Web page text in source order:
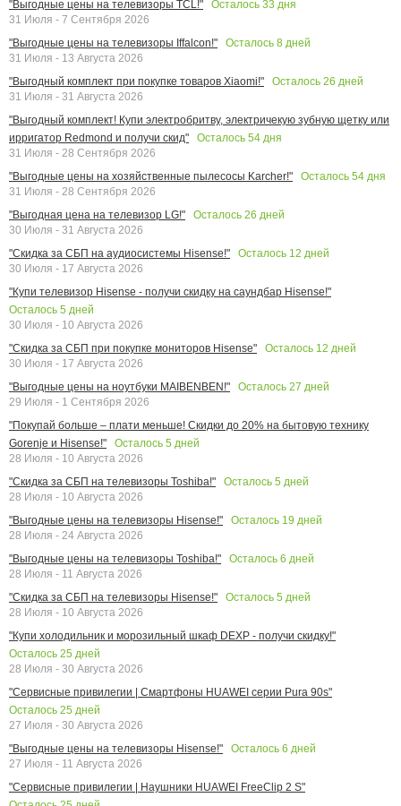
"Выгодные цены на телевизоры TCL!"
Осталось 33 дня
31 Июля - 7 Сентября 2026
"Выгодные цены на телевизоры Iffalcon!"
Осталось 8 дней
31 Июля - 13 Августа 2026
"Выгодный комплект при покупке товаров Xiaomi!"
Осталось 26 дней
31 Июля - 31 Августа 2026
"Выгодный комплект! Купи электробритву, электричекую зубную щетку или
ирригатор Redmond и получи скид"
Осталось 54 дня
31 Июля - 28 Сентября 2026
"Выгодные цены на хозяйственные пылесосы Karcher!"
Осталось 54 дня
31 Июля - 28 Сентября 2026
"Выгодная цена на телевизор LG!"
Осталось 26 дней
30 Июля - 31 Августа 2026
"Скидка за СБП на аудиосистемы Hisense!"
Осталось 12 дней
30 Июля - 17 Августа 2026
"Купи телевизор Hisense - получи скидку на саундбар Hisense!"
Осталось 5 дней
30 Июля - 10 Августа 2026
"Скидка за СБП при покупке мониторов Hisense"
Осталось 12 дней
30 Июля - 17 Августа 2026
"Выгодные цены на ноутбуки MAIBENBEN!"
Осталось 27 дней
29 Июля - 1 Сентября 2026
"Покупай больше – плати меньше! Скидки до 20% на бытовую технику
Gorenje и Hisense!"
Осталось 5 дней
28 Июля - 10 Августа 2026
"Скидка за СБП на телевизоры Toshiba!"
Осталось 5 дней
28 Июля - 10 Августа 2026
"Выгодные цены на телевизоры Hisense!"
Осталось 19 дней
28 Июля - 24 Августа 2026
"Выгодные цены на телевизоры Toshiba!"
Осталось 6 дней
28 Июля - 11 Августа 2026
"Скидка за СБП на телевизоры Hisense!"
Осталось 5 дней
28 Июля - 10 Августа 2026
"Купи холодильник и морозильный шкаф DEXP - получи скидку!"
Осталось 25 дней
28 Июля - 30 Августа 2026
"Сервисные привилегии | Смартфоны HUAWEI серии Pura 90s"
Осталось 25 дней
27 Июля - 30 Августа 2026
"Выгодные цены на телевизоры Hisense!"
Осталось 6 дней
27 Июля - 11 Августа 2026
"Сервисные привилегии | Наушники HUAWEI FreeClip 2 S"